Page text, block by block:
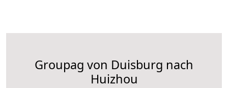
Groupag von Duisburg nach
Huizhou